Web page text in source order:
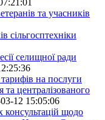
та учасників
сільгосптехніки
селищної ради
на послуги
та централізованого
12 15:05:06
консультацій щодо